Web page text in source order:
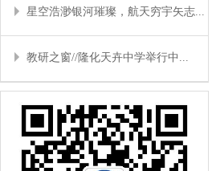
星空浩渺银河璀璨，航天穷宇矢志...
教研之窗//隆化天卉中学举行中...